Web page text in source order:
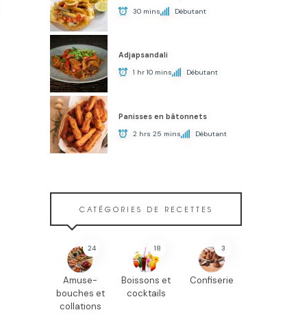
30 mins Débutant
Adjapsandali
1 hr 10 mins Débutant
Panisses en bâtonnets
2 hrs 25 mins Débutant
CATÉGORIES DE RECETTES
24
Amuse-
bouches et
collations
18
Boissons et
cocktails
3
Confiserie